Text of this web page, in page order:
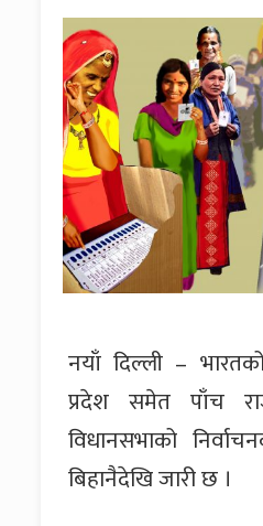
नयाँ दिल्ली –
प्रदेश समेत पाँच
विधानसभाको
बिहानैदेखि जारी छ ।